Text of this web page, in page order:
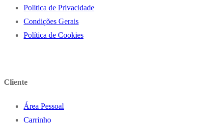
Politica de Privacidade
Condições Gerais
Política de Cookies
Cliente
Área Pessoal
Carrinho